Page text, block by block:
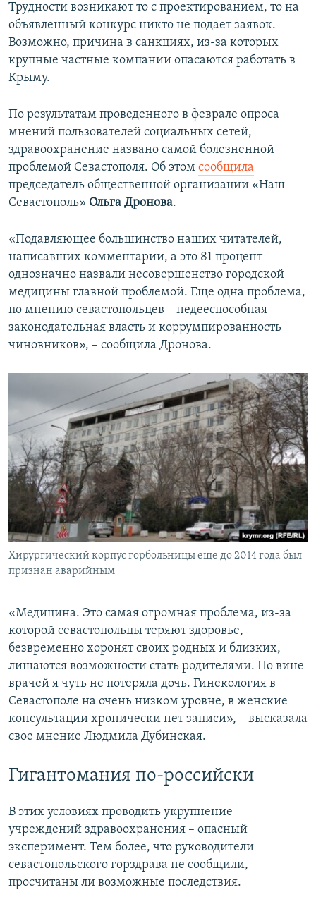
Трудности возникают то с проектированием, то на
объявленный конкурс никто не подает заявок.
Возможно, причина в санкциях, из-за которых
крупные частные компании опасаются работать в
Крыму.
По результатам проведенного в феврале опроса
мнений пользователей социальных сетей,
здравоохранение названо самой болезненной
проблемой Севастополя. Об этом сообщила
председатель общественной организации «Наш
Севастополь» Ольга Дронова.
«Подавляющее большинство наших читателей,
написавших комментарии, а это 81 процент –
однозначно назвали несовершенство городской
медицины главной проблемой. Еще одна проблема,
по мнению севастопольцев – недееспособная
законодательная власть и коррумпированность
чиновников», – сообщила Дронова.
Хирургический корпус горбольницы еще до 2014 года был
признан аварийным
«Медицина. Это самая огромная проблема, из-за
которой севастопольцы теряют здоровье,
безвременно хоронят своих родных и близких,
лишаются возможности стать родителями. По вине
врачей я чуть не потеряла дочь. Гинекология в
Севастополе на очень низком уровне, в женские
консультации хронически нет записи», – высказала
свое мнение Людмила Дубинская.
Гигантомания по-российски
В этих условиях проводить укрупнение
учреждений здравоохранения – опасный
эксперимент. Тем более, что руководители
севастопольского горздрава не сообщили,
просчитаны ли возможные последствия.